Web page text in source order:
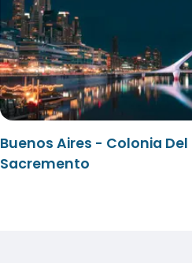
Buenos Aires - Colonia Del
Sacremento